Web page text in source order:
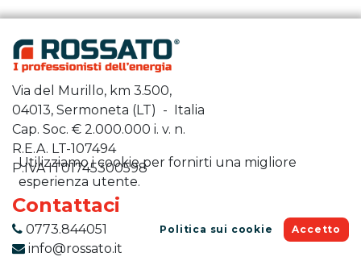
Via del Murillo, km 3.500,
04013, Sermoneta (LT) - Italia
Cap. Soc. € 2.000.000 i. v. n.
R.E.A. LT-107494
P.IVA IT01745300598
Contattaci
0773.844051
info@rossato.it
Utilizziamo i cookie per fornirti una migliore
esperienza utente.
Politica sui cookie Accetto